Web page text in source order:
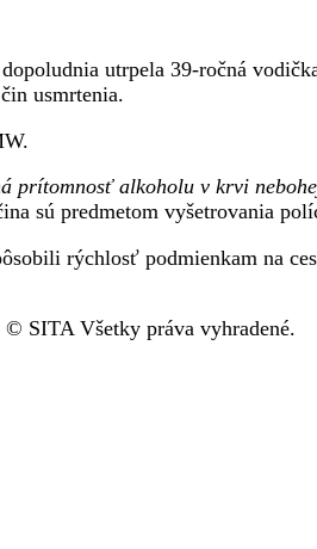
utrpela 39-ročná
usmrtenia.
prítomnosť alkoholu v krvi
sú predmetom vyšetrovania
rýchlosť podmienkam na
© SITA Všetky práva vyhradené.